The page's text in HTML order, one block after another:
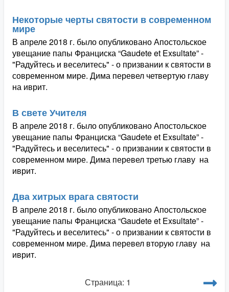
Некоторые черты святости в современном
мире
В апреле 2018 г. было опубликовано Апостольское
увещание папы Франциска “Gaudete et Exsultate” -
"Радуйтесь и веселитесь" - о призвании к святости в
современном мире. Дима перевел четвертую главу
на иврит.
В свете Учителя
В апреле 2018 г. было опубликовано Апостольское
увещание папы Франциска “Gaudete et Exsultate” -
"Радуйтесь и веселитесь" - о призвании к святости в
современном мире. Дима перевел третью главу на
иврит.
Два хитрых врага святости
В апреле 2018 г. было опубликовано Апостольское
увещание папы Франциска “Gaudete et Exsultate” -
"Радуйтесь и веселитесь" - о призвании к святости в
современном мире. Дима перевел вторую главу на
иврит.
Страница: 1